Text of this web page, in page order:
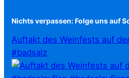
Nichts verpassen: Folge uns auf
Auftakt des Weinfests auf
#badsalz